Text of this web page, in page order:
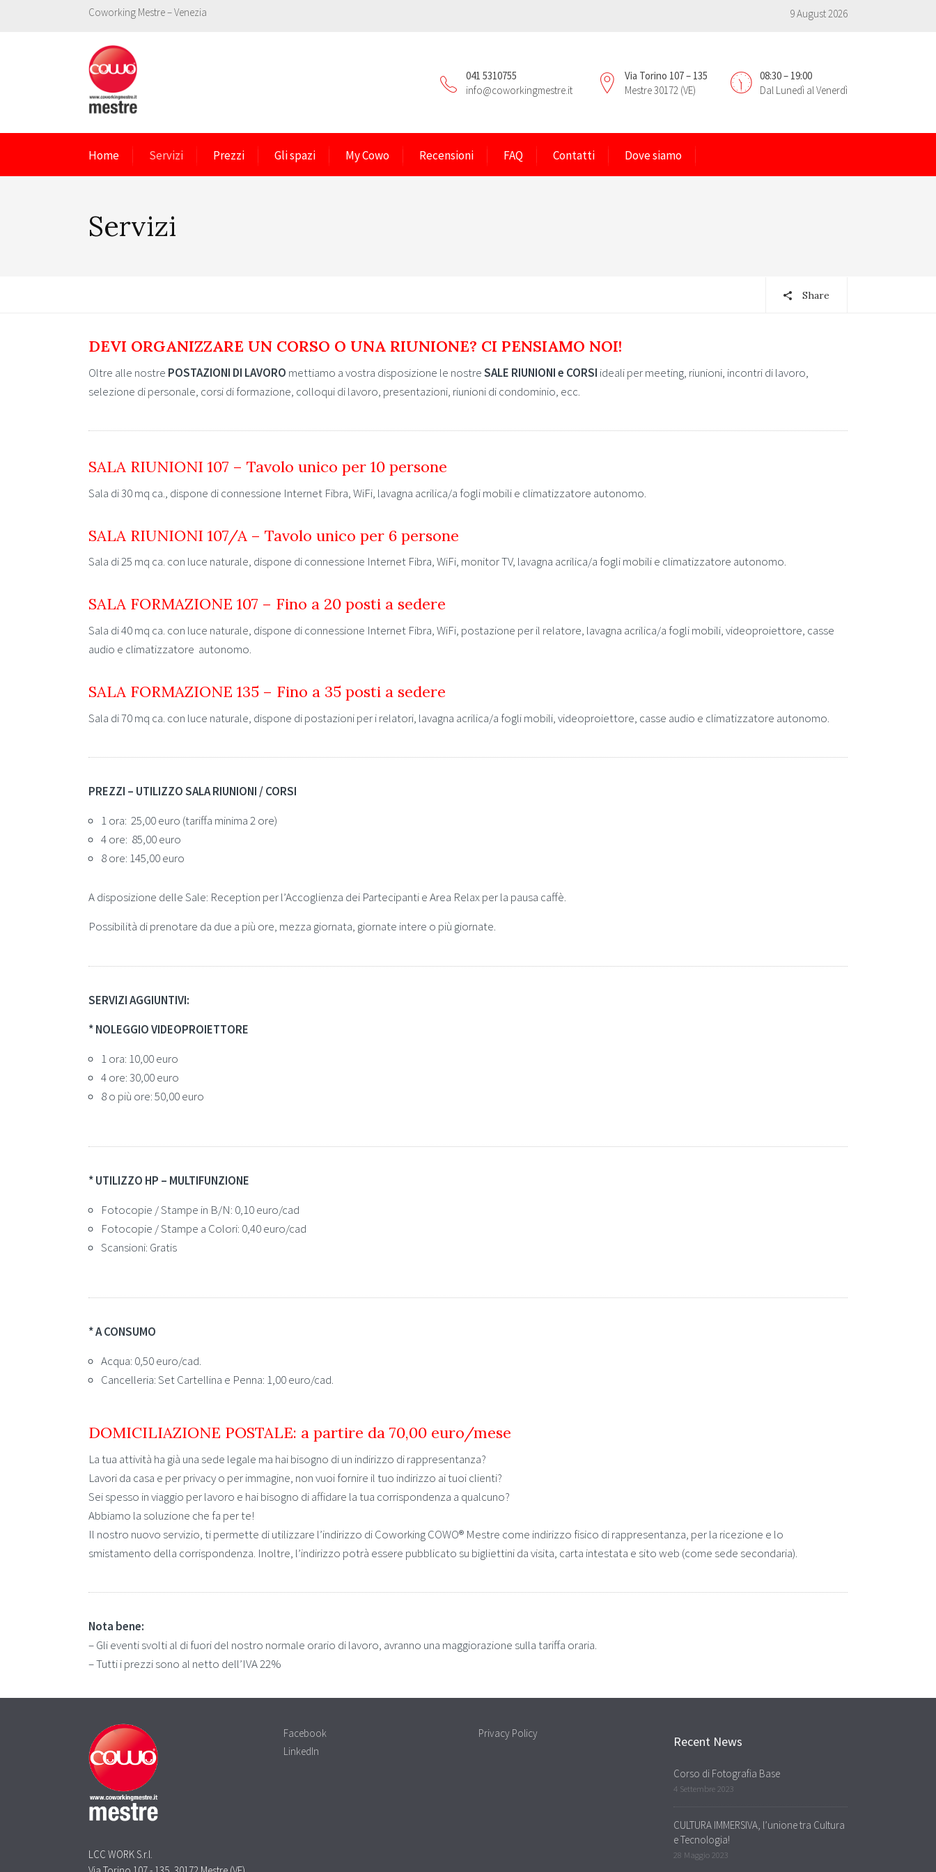
Coworking Mestre – Venezia 9 August 2026
08:30 – 19:00
Dal Lunedì al Venerdì
Via Torino 107 – 135
Mestre 30172 (VE)
041 5310755
info@coworkingmestre.it
Home Servizi Prezzi Gli spazi My Cowo Recensioni FAQ Contatti Dove siamo
Servizi
Share
DEVI ORGANIZZARE UN CORSO O UNA RIUNIONE? CI PENSIAMO NOI!
Oltre alle nostre POSTAZIONI DI LAVORO mettiamo a vostra disposizione le nostreSALE RIUNIONI e CORSI ideali per meeting, riunioni, incontri di lavoro,
selezione di personale, corsi di formazione, colloqui di lavoro, presentazioni, riunioni di condominio, ecc.
SALA RIUNIONI 107 – Tavolo unico per 10 persone
Sala di 30 mq ca., dispone di connessione Internet Fibra, WiFi, lavagna acrilica/a fogli mobili e climatizzatore autonomo.
SALA RIUNIONI 107/A – Tavolo unico per 6 persone
Sala di 25 mq ca. con luce naturale, dispone di connessione Internet Fibra, WiFi, monitor TV, lavagna acrilica/a fogli mobili e climatizzatore autonomo.
SALA FORMAZIONE 107 – Fino a 20 posti a sedere
Sala di 40 mq ca. con luce naturale, dispone di connessione Internet Fibra, WiFi, postazione per il relatore, lavagna acrilica/a fogli mobili, videoproiettore, casse
audio e climatizzatore autonomo.
SALA FORMAZIONE 135 – Fino a 35 posti a sedere
Sala di 70 mq ca. con luce naturale, dispone di postazioni per i relatori, lavagna acrilica/a fogli mobili, videoproiettore, casse audio e climatizzatore autonomo.
PREZZI – UTILIZZO SALA RIUNIONI / CORSI
1 ora: 25,00 euro (tariffa minima 2 ore)
4 ore: 85,00 euro
8 ore: 145,00 euro
A disposizione delle Sale: Reception per l’Accoglienza dei Partecipanti e Area Relax per la pausa caffè.
Possibilità di prenotare da due a più ore, mezza giornata, giornate intere o più giornate.
SERVIZI AGGIUNTIVI:
* NOLEGGIO VIDEOPROIETTORE
1 ora: 10,00 euro
4 ore: 30,00 euro
8 o più ore: 50,00 euro
* UTILIZZO HP – MULTIFUNZIONE
Fotocopie / Stampe in B/N: 0,10 euro/cad
Fotocopie / Stampe a Colori: 0,40 euro/cad
Scansioni: Gratis
* A CONSUMO
Acqua: 0,50 euro/cad.
Cancelleria: Set Cartellina e Penna: 1,00 euro/cad.
DOMICILIAZIONE POSTALE: a partire da 70,00 euro/mese
La tua attività ha già una sede legale ma hai bisogno di un indirizzo di rappresentanza?
Lavori da casa e per privacy o per immagine, non vuoi fornire il tuo indirizzo ai tuoi clienti?
Sei spesso in viaggio per lavoro e hai bisogno di affidare la tua corrispondenza a qualcuno?
Abbiamo la soluzione che fa per te!
Il nostro nuovo servizio, ti permette di utilizzare l’indirizzo di Coworking COWO® Mestre come indirizzo fisico di rappresentanza, per la ricezione e lo
smistamento della corrispondenza. Inoltre, l’indirizzo potrà essere pubblicato su bigliettini da visita, carta intestata e sito web (come sede secondaria).
Nota bene:
– Gli eventi svolti al di fuori del nostro normale orario di lavoro, avranno una maggiorazione sulla tariffa oraria.
– Tutti i prezzi sono al netto dell’IVA 22%
LCC WORK S.r.l.
Facebook
LinkedIn
Privacy Policy
Recent News
Corso di Fotografia Base
4 Settembre 2023
CULTURA IMMERSIVA, l’unione tra Cultura
e Tecnologia!
28 Maggio 2023